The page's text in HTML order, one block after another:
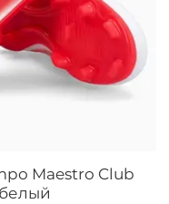
Maestro Club